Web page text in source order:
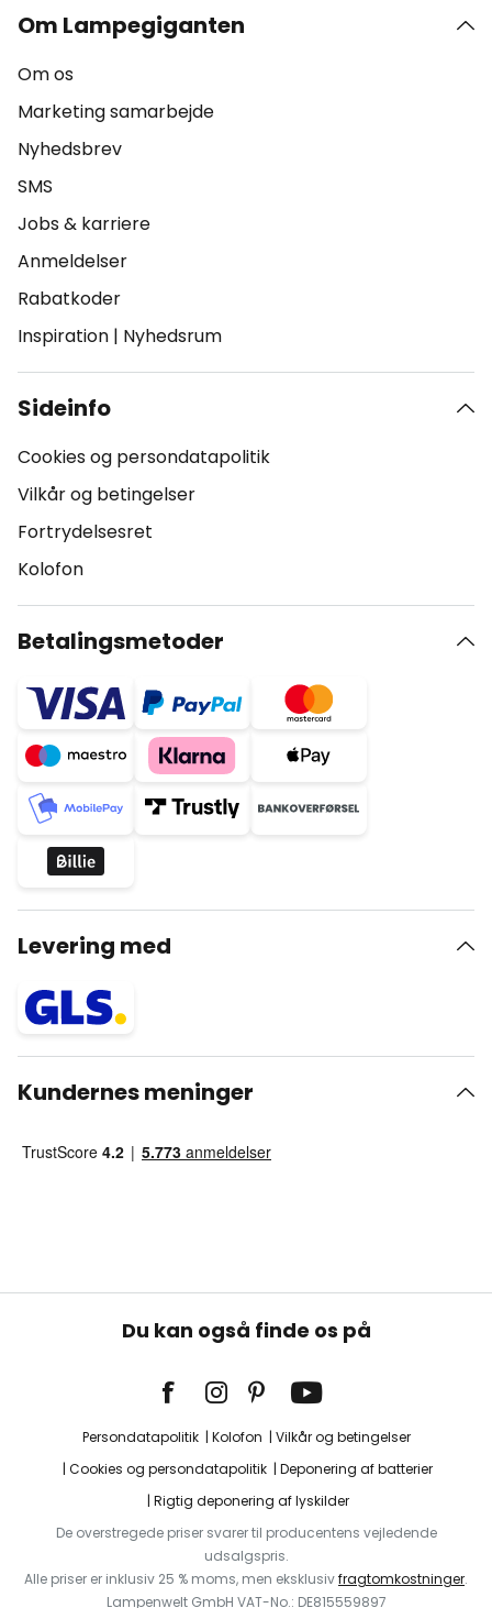
Om Lampegiganten
Om os
Marketing samarbejde
Nyhedsbrev
SMS
Jobs & karriere
Anmeldelser
Rabatkoder
Inspiration | Nyhedsrum
Sideinfo
Cookies og persondatapolitik
Vilkår og betingelser
Fortrydelsesret
Kolofon
Betalingsmetoder
Levering med
Kundernes meninger
Du kan også finde os på
Persondatapolitik Kolofon
Vilkår og betingelser
Cookies og persondatapolitik
Deponering af batterier
Rigtig deponering af lyskilder
De overstregede priser svarer til producentens vejledende
udsalgspris.
Alle priser er inklusiv 25 % moms, men eksklusivfragtomkostninger.
Lampenwelt GmbH VAT-No.: DE815559897